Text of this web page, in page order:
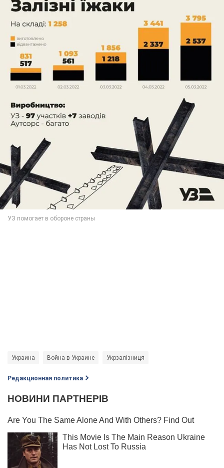
Украина Война в Украине Укрзалізниця
Редакционная политика